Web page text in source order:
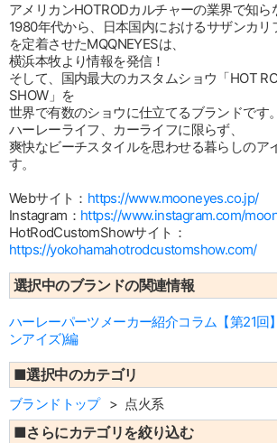
アメリカンHOTRODカルチャーの業界で知ら
1980年代から、日本国内におけるサザンカ
を定着させたMQQNEYESは、
横浜本牧より情報を発信！
そして、国内最大のカスタムショウ「HOT
SHOW」を
世界で有数のショウに仕立てるブランドです。
ハーレーライフ、カーライフに限らず、
爽快なビーチスタイルを思わせる暮らしのア
す。
Webサイト： https://www.mooneyes.co.jp/
Instagram： https://www.instagram.com/
HotRodCustomShowサイト：
https://yokohamahotrodcustomshow.com/
選択中のブランドの関連情報
ハーレーパーツメーカー紹介コラム【第21回
ンアイズ)編
■選択中のカテゴリ
ブランドトップ 点火系
■さらにカテゴリを絞り込む